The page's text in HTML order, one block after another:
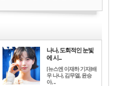
나나, 도회적인 눈빛
에 시...
[뉴스엔 이재하 기자]배
우 나나, 김무열, 윤승
아, ..